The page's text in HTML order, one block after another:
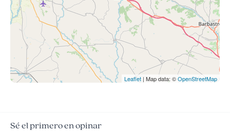
Leaflet | Map data: ©OpenStreetMap
Sé el primero en opinar